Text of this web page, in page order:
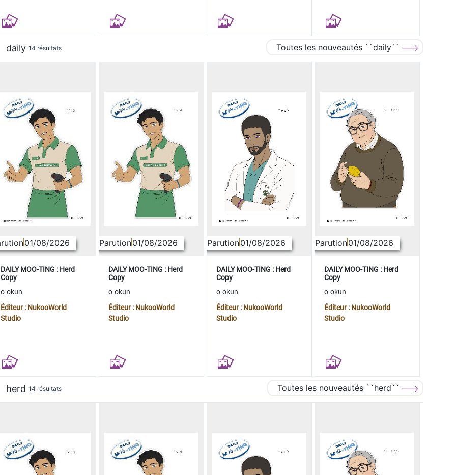
daily 14 résultats Toutes les nouveautés ``daily``
01/08/2026
DAILY MOO-TING : Herd
Copy
o-okun
Éditeur : NukooWorld
Studio
Parution01/08/2026
DAILY MOO-TING : Herd
Copy
o-okun
Éditeur : NukooWorld
Studio
Parution01/08/2026
DAILY MOO-TING : Herd
Copy
o-okun
Éditeur : NukooWorld
Studio
Parution01/08/2026
DAILY MOO-TING : Herd
Copy
o-okun
Éditeur : NukooWorld
Studio
herd 14 résultats Toutes les nouveautés ``herd``